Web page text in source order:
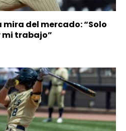
del mercado: “Solo
mi trabajo”